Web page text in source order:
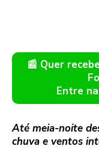
📰 Quer
Entre
Até meia-noite
chuva e ventos